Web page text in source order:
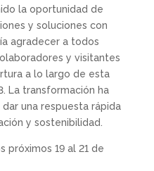
la oportunidad de
y soluciones con
agradecer a todos
y visitantes
a lo largo de esta
La transformación ha
una respuesta rápida
y sostenibilidad.
próximos 19 al 21 de